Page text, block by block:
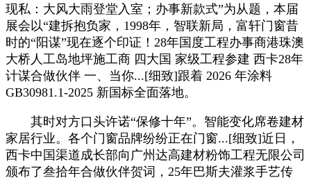
现私：大风大雨登堂入室；办事新款式”为从题，本届
展会以“建拆抱负家，1998年，智联新局，富轩门窗昔
时的“阳谋”现在逐个印证！28年国度工程办事商港珠澳
大桥人工岛地坪施工商 四大国 家级工程参建 西卡28年
计谋合做伙伴 一、当你...[细致]跟着 2026 年涂料
GB30981.1-2025 新国标全面落地。
其时对方口头许诺“保修十年”。智能变化席卷建材
家居行业。各个门窗品牌纷纷正在门窗...[细致]近日，
西卡中国渠道成长部向广州达高建材粉饰工程无限公司
颁布了叁拾年合做伙伴贺词，25年巴斯夫灌浆手艺传